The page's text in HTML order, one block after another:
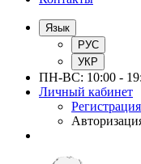
Язык
РУС
УКР
ПН-ВС: 10:00 -
Личный кабинет
Регистрация